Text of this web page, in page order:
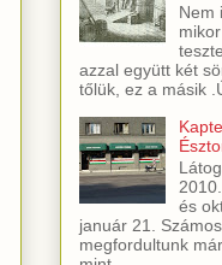
Nem
azzal együtt két
tőlük, ez a másik
és
január 21.
megfordultunk